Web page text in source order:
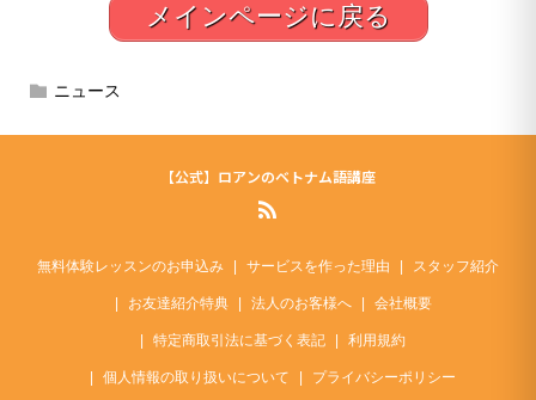
メインページに戻る
ニュース
【公式】ロアンのベトナム語講座
無料体験レッスンのお申込み サービスを作った理由 スタッフ紹介
お友達紹介特典 法人のお客様へ 会社概要
特定商取引法に基づく表記 利用規約
個人情報の取り扱いについて プライバシーポリシー